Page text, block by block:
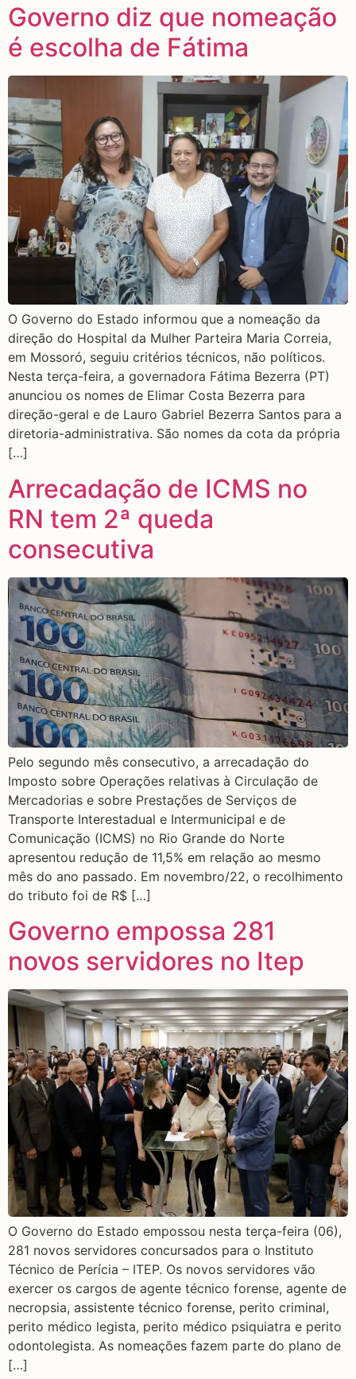
Governo diz que nomeação
é escolha de Fátima
O Governo do Estado informou que a nomeação da
direção do Hospital da Mulher Parteira Maria Correia,
em Mossoró, seguiu critérios técnicos, não políticos.
Nesta terça-feira, a governadora Fátima Bezerra (PT)
anunciou os nomes de Elimar Costa Bezerra para
direção-geral e de Lauro Gabriel Bezerra Santos para a
diretoria-administrativa. São nomes da cota da própria
[…]
Arrecadação de ICMS no
RN tem 2ª queda
consecutiva
Pelo segundo mês consecutivo, a arrecadação do
Imposto sobre Operações relativas à Circulação de
Mercadorias e sobre Prestações de Serviços de
Transporte Interestadual e Intermunicipal e de
Comunicação (ICMS) no Rio Grande do Norte
apresentou redução de 11,5% em relação ao mesmo
mês do ano passado. Em novembro/22, o recolhimento
do tributo foi de R$ […]
Governo empossa 281
novos servidores no Itep
O Governo do Estado empossou nesta terça-feira (06),
281 novos servidores concursados para o Instituto
Técnico de Perícia – ITEP. Os novos servidores vão
exercer os cargos de agente técnico forense, agente de
necropsia, assistente técnico forense, perito criminal,
perito médico legista, perito médico psiquiatra e perito
odontolegista. As nomeações fazem parte do plano de
[…]